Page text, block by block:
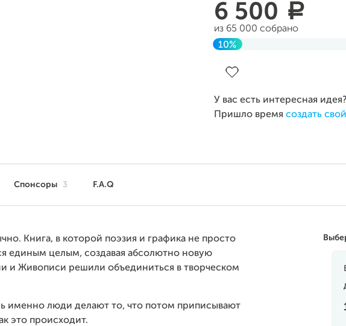
6 500 a
из 65 000 собрано
10%
У вас есть интересная идея?
Пришло время создать
Спонсоры 3 F.A.Q
Книга, в которой поэзия и графика не просто
единым целым, создавая абсолютно новую
и Живописи решили объединиться в творческом
именно люди делают то, что потом приписывают
это происходит.